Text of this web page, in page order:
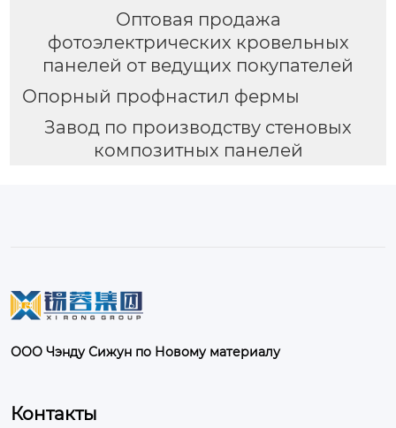
Оптовая продажа
фотоэлектрических кровельных
панелей от ведущих покупателей
Опорный профнастил фермы
Завод по производству стеновых
композитных панелей
ООО Чэнду Сижун по Новому материалу
Контакты